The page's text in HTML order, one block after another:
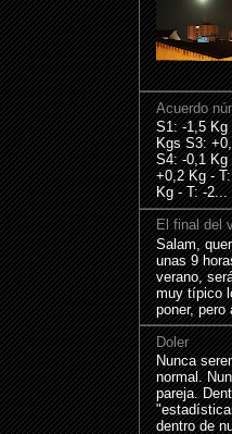
Acuerdo
S1: -1,5 Kg
Kgs S3:
S4: -0,1 Kg
+0,2 Kg -
Kg - T: -2...
El final del
Salam,
unas 9
verano,
muy típico
poner,
Doler
Nunca
normal.
pareja.
dentro de